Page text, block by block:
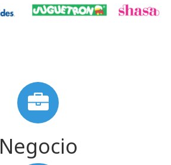
Negocio